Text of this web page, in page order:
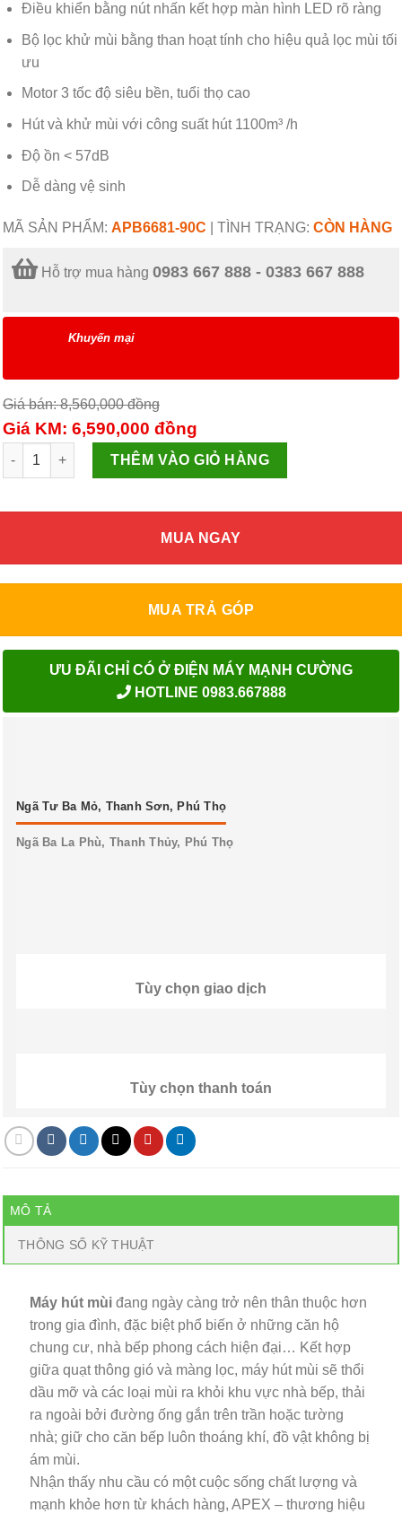
Điều khiển bằng nút nhấn kết hợp màn hình LED rõ ràng
Bộ lọc khử mùi bằng than hoạt tính cho hiệu quả lọc mùi tối
ưu
Motor 3 tốc độ siêu bền, tuổi thọ cao
Hút và khử mùi với công suất hút 1100m³ /h
Độ ồn < 57dB
Dễ dàng vệ sinh
MÃ SẢN PHẨM: APB6681-90C TÌNH TRẠNG: CÒN HÀNG
Hỗ trợ mua hàng 0983 667 888 - 0383 667 888
Khuyến mại
Giá bán: 8,560,000đồng
Giá KM: 6,590,000 đồng
Máy hút mùi kính cong APEX APB6681-90C số lượng
THÊM VÀO GIỎ HÀNG
MUA NGAY
MUA TRẢ GÓP
ƯU ĐÃI CHỈ CÓ Ở ĐIỆN MÁY MẠNH CƯỜNG
HOTLINE 0983.667888
Ngã Tư Ba Mỏ, Thanh Sơn, Phú Thọ
Ngã Ba La Phù, Thanh Thủy, Phú Thọ
Tùy chọn giao dịch
Tùy chọn thanh toán
MÔ TẢ
THÔNG SỐ KỸ THUẬT
Máy hút mùi đang ngày càng trở nên thân thuộc hơn
trong gia đình, đặc biệt phổ biến ở những căn hộ
chung cư, nhà bếp phong cách hiện đại… Kết hợp
giữa quạt thông gió và màng lọc, máy hút mùi sẽ thổi
dầu mỡ và các loại mùi ra khỏi khu vực nhà bếp, thải
ra ngoài bởi đường ống gắn trên trần hoặc tường
nhà; giữ cho căn bếp luôn thoáng khí, đồ vật không bị
ám mùi.
Nhận thấy nhu cầu có một cuộc sống chất lượng và
mạnh khỏe hơn từ khách hàng, APEX – thương hiệu